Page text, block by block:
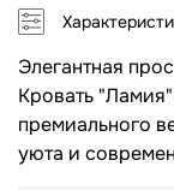
Элегантная
Кровать
премиального
уюта и
Топперы для
Спальные
Комоды
Прикроватные